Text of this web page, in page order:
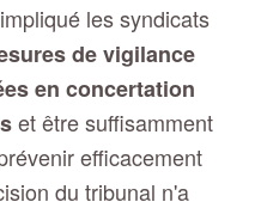
les syndicats
de vigilance
en concertation
et être suffisamment
efficacement
du tribunal n'a